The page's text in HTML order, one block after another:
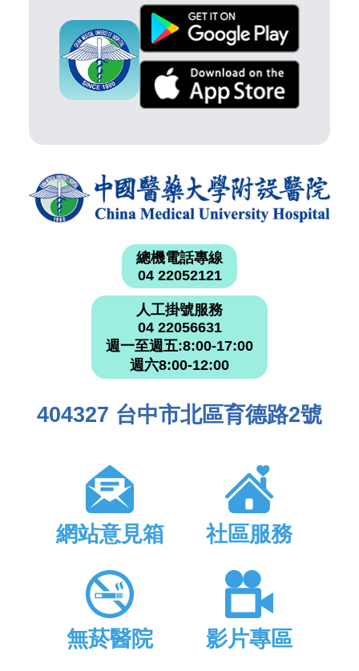
總機電話專線
04 22052121
人工掛號服務
04 22056631
週一至週五:8:00-17:00
週六8:00-12:00
404327 台中市北區育德路2號
網站意見箱 社區服務
無菸醫院 影片專區